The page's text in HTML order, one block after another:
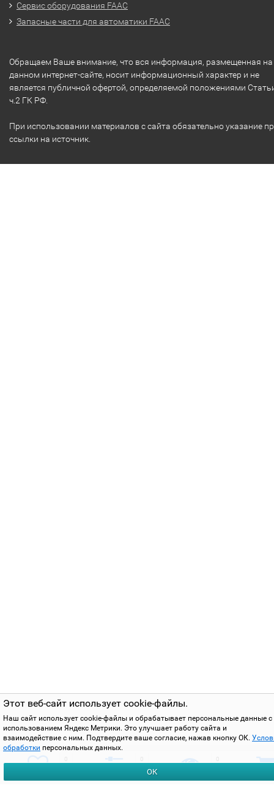
Этот веб-сайт использует cookie-файлы.
Наш сайт использует cookie-файлы и обрабатывает персональные данные с
использованием Яндекс Метрики. Это улучшает работу сайта и
взаимодействие с ним. Подтвердите ваше согласие, нажав кнопку ОК.
обработки персональных данных.
ОК
Сервис оборудования FAAC
Запасные части для автоматики FAAC
Обращаем Ваше внимание, что вся информация, размещенная на
данном интернет-сайте, носит информационный характер и не
является публичной офертой, определяемой положениями
ч.2 ГК РФ.
При использовании материалов с сайта обязательно указание
ссылки на источник.